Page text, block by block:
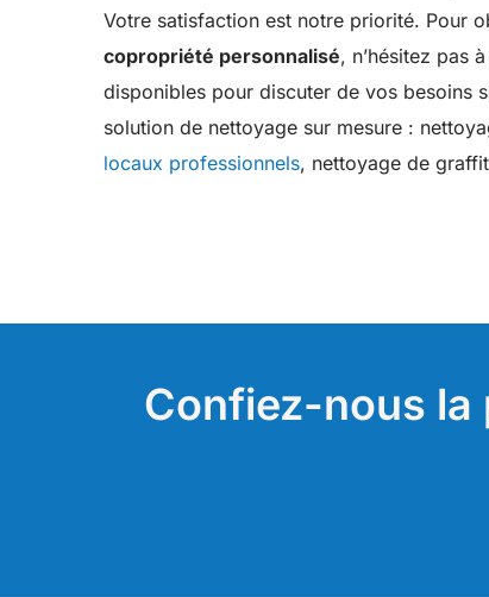
Votre satisfaction est notre priorité. Pour
copropriété personnalisé, n’hésitez pas
disponibles pour discuter de vos besoins
solution de nettoyage sur mesure :
locaux professionnels, nettoyage de
Confiez-nous la